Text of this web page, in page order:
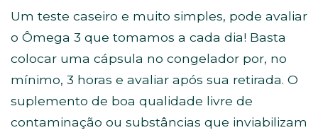
Um teste caseiro e muito simples, pode avaliar
o Ômega 3 que tomamos a cada dia! Basta
colocar uma cápsula no congelador por, no
mínimo, 3 horas e avaliar após sua retirada. O
suplemento de boa qualidade livre de
contaminação ou substâncias que inviabilizam